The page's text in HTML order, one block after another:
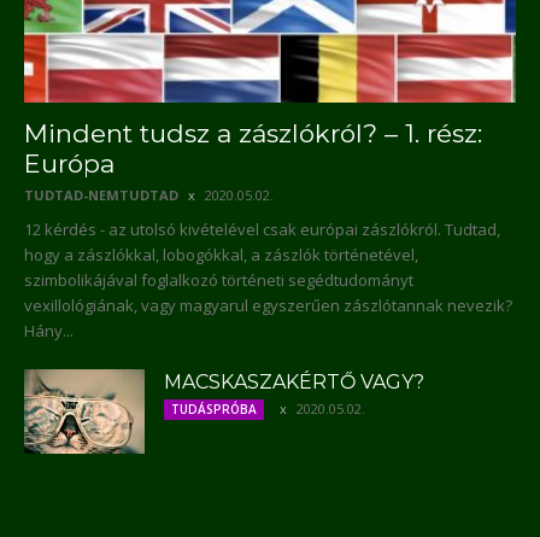
Mindent tudsz a zászlókról? – 1. rész:
Európa
TUDTAD-NEMTUDTAD 2020.05.02.
12 kérdés - az utolsó kivételével csak európai zászlókról. Tudtad,
hogy a zászlókkal, lobogókkal, a zászlók történetével,
szimbolikájával foglalkozó történeti segédtudományt
vexillológiának, vagy magyarul egyszerűen zászlótannak nevezik?
Hány...
MACSKASZAKÉRTŐ VAGY?
TUDÁSPRÓBA 2020.05.02.